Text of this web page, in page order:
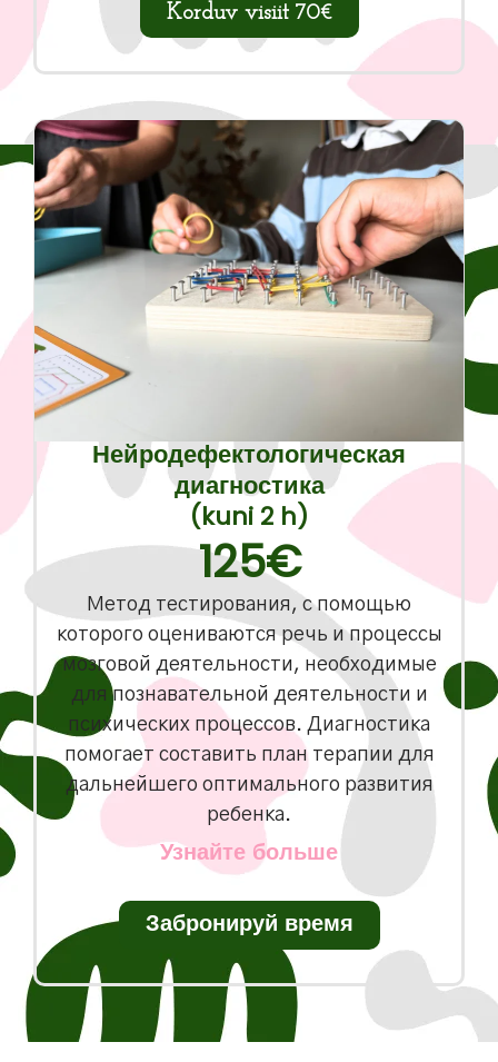
Korduv visiit 70€
Нейродефектологическая
диагностика
(kuni 2 h)
125€
Mетод тестирования, с помощью
которого оцениваются речь и процессы
мозговой деятельности, необходимые
для познавательной деятельности и
психических процессов. Диагностика
помогает составить план терапии для
дальнейшего оптимального развития
ребенка.
Узнайте больше
Забронируй время